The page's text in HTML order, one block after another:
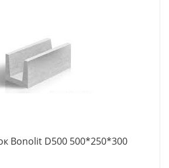
Bonolit D500 500*250*300